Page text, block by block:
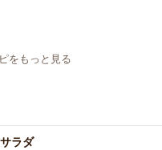
をもっと見る
ラダ